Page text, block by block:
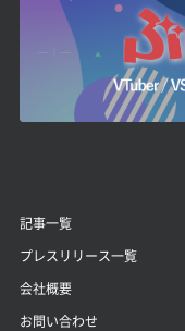
記事一覧
プレスリリース一覧
会社概要
お問い合わせ